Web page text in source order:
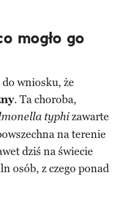
mogło go
wniosku, że
. Ta choroba,
typhizawarte
na terenie
dziś na świecie
osób, z czego ponad